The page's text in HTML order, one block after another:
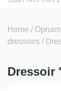
Home /
dressoirs /
Dressoir